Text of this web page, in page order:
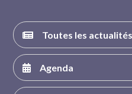
Toutes les actualités
Agenda